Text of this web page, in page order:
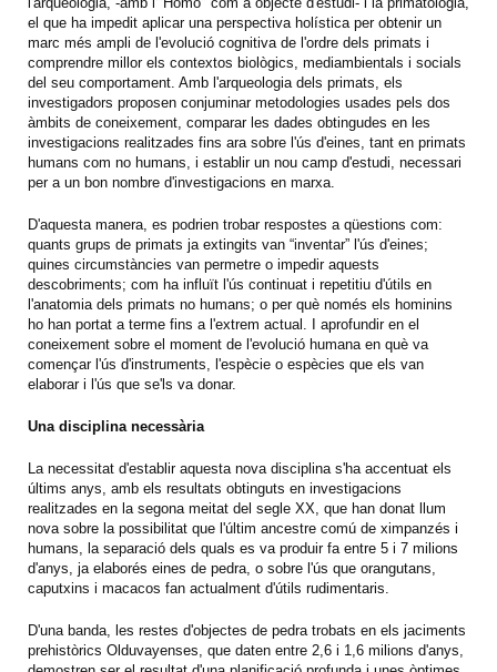
el que ha impedit aplicar una perspectiva holística per obtenir un
marc més ampli de l'evolució cognitiva de l'ordre dels primats i
comprendre millor els contextos biològics, mediambientals i socials
del seu comportament. Amb l'arqueologia dels primats, els
investigadors proposen conjuminar metodologies usades pels dos
àmbits de coneixement, comparar les dades obtingudes en les
investigacions realitzades fins ara sobre l'ús d'eines, tant en primats
humans com no humans, i establir un nou camp d'estudi, necessari
per a un bon nombre d'investigacions en marxa.
D'aquesta manera, es podrien trobar respostes a qüestions com:
quants grups de primats ja extingits van “inventar” l'ús d'eines;
quines circumstàncies van permetre o impedir aquests
descobriments; com ha influït l'ús continuat i repetitiu d'útils en
l'anatomia dels primats no humans; o per què només els hominins
ho han portat a terme fins a l'extrem actual. I aprofundir en el
coneixement sobre el moment de l'evolució humana en què va
començar l'ús d'instruments, l'espècie o espècies que els van
elaborar i l'ús que se'ls va donar.
Una disciplina necessària
La necessitat d'establir aquesta nova disciplina s'ha accentuat els
últims anys, amb els resultats obtinguts en investigacions
realitzades en la segona meitat del segle XX, que han donat llum
nova sobre la possibilitat que l'últim ancestre comú de ximpanzés i
humans, la separació dels quals es va produir fa entre 5 i 7 milions
d'anys, ja elaborés eines de pedra, o sobre l'ús que orangutans,
caputxins i macacos fan actualment d'útils rudimentaris.
D'una banda, les restes d'objectes de pedra trobats en els jaciments
prehistòrics Olduvayenses, que daten entre 2,6 i 1,6 milions d'anys,